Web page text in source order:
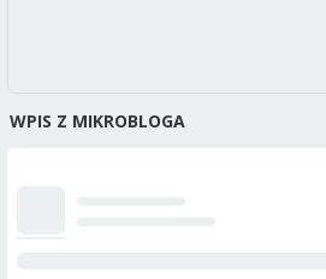
WPIS Z MIKROBLOGA